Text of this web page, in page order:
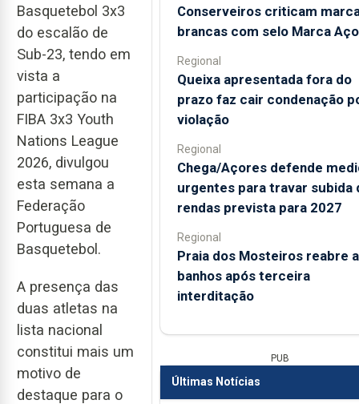
Basquetebol 3x3
do escalão de
Sub-23, tendo em
vista a
participação na
FIBA 3x3 Youth
Nations League
2026, divulgou
esta semana a
Federação
Portuguesa de
Basquetebol.
A presença das
duas atletas na
lista nacional
constitui mais um
motivo de
destaque para o
Conserveiros criticam
brancas com selo Marca
Regional
Queixa apresentada fora do
prazo faz cair condenação
violação
Regional
Chega/Açores defende
urgentes para travar subida
rendas prevista para 2027
Regional
Praia dos Mosteiros reabre a
banhos após terceira
interditação
PUB
Últimas Notícias